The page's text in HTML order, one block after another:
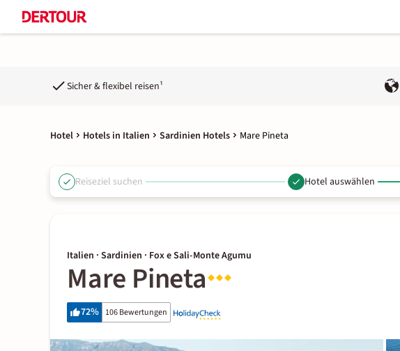
Sicher & flexibel reisen¹
Hotel Hotels in Italien Sardinien Hotels Mare Pineta
Reiseziel suchen Hotel auswählen
Italien · Sardinien · Fox e Sali-Monte Agumu
Mare Pineta
72% 106 Bewertungen